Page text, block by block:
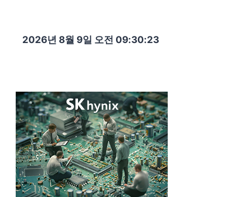
2026년 8월 9일 오전 09:30:24